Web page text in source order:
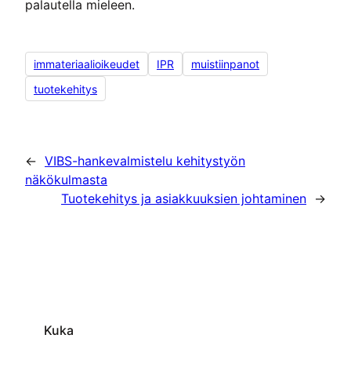
palautella mieleen.
immateriaalioikeudet IPR
muistiinpanot
tuotekehitys
← VIBS-hankevalmistelu kehitystyön
näkökulmasta
Tuotekehitys ja asiakkuuksien johtaminen →
Kuka